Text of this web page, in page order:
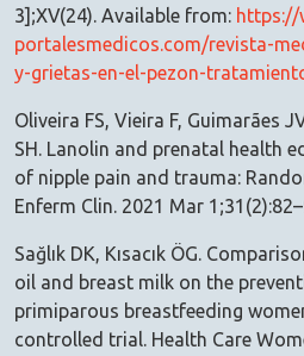
3];XV(24). Available from: https://
portalesmedicos.com/revista-
y-grietas-en-el-pezon-
Oliveira FS, Vieira F, Guimarães
SH. Lanolin and prenatal health
of nipple pain and trauma:
Enferm Clin. 2021 Mar
Sağlık DK, Kısacık ÖG.
oil and breast milk on the
primiparous breastfeeding
controlled trial. Health Care